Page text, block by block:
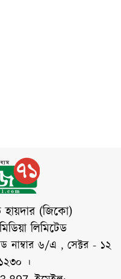
(জিকো)
লিমিটেড
নাম্বার ৬/এ , সেক্টর - ১২
।